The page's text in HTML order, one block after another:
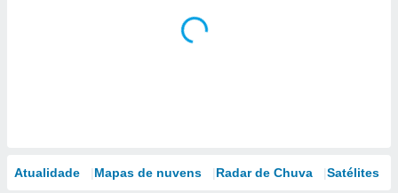
Atualidade Mapas de nuvens Radar de Chuva Satélites